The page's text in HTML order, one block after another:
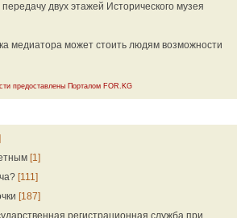
двух этажей Исторического музея
медиатора может стоить людям возможности
предоставлены Порталом FOR.KG
[1]
[111]
[187]
регистрационная служба при